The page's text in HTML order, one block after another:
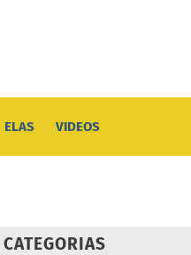
ELAS VIDEOS
CATEGORIAS